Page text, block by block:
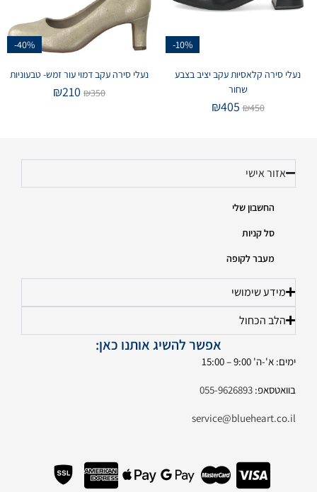
-10%
נעלי סירה קלאסיות עקב יציב בצבע
שחור
₪450
₪405
-40%
נעלי סירה עקב דמוי עור זמש- טבעוניות
₪350
₪210
אזור אישי
החשבון שלי
סל קניות
מעבר לקופה
מידע שימושי
הלב הכחול
אפשר להשיג אותנו כאן:
ימים: א'-ה' 9:00 – 15:00
בוואטסאפ: 055-9626893
service@blueheart.co.il